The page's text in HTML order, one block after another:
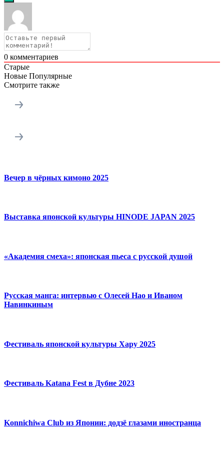
0 комментариев
Старые
Новые Популярные
Смотрите также
Вечер в чёрных кимоно 2025
Выставка японской культуры HINODE JAPAN 2025
«Академия смеха»: японская пьеса с русской душой
Русская манга: интервью с Олесей Нао и Иваном
Навинкиным
Фестиваль японской культуры Хару 2025
Фестиваль Katana Fest в Дубне 2023
Konnichiwa Club из Японии: додзё глазами иностранца